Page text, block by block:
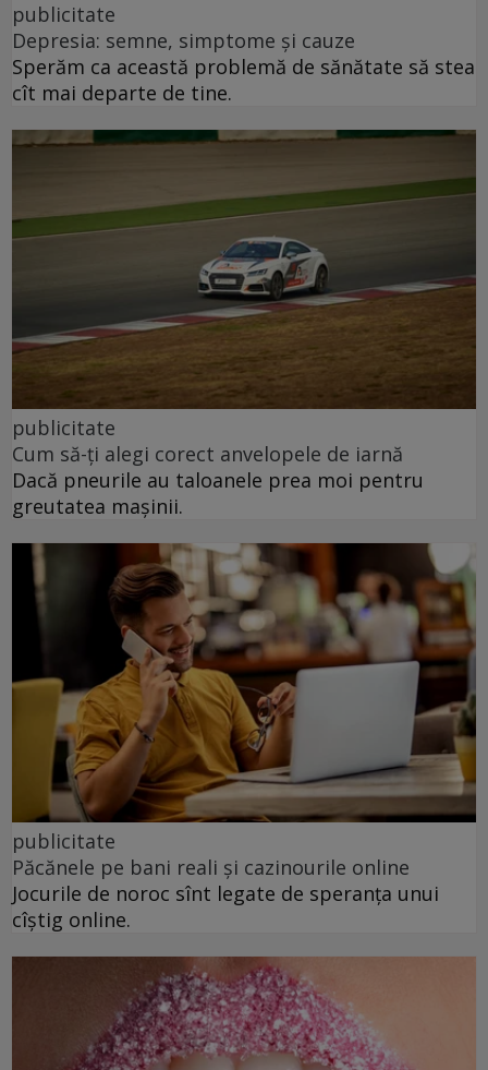
publicitate
Depresia: semne, simptome și cauze
Sperăm ca această problemă de sănătate să stea
cît mai departe de tine.
publicitate
Cum să-ți alegi corect anvelopele de iarnă
Dacă pneurile au taloanele prea moi pentru
greutatea mașinii.
publicitate
Păcănele pe bani reali și cazinourile online
Jocurile de noroc sînt legate de speranța unui
cîștig online.